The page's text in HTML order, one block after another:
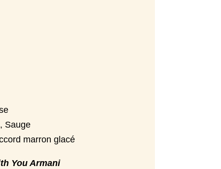
Sauge
marron glacé
You Armani